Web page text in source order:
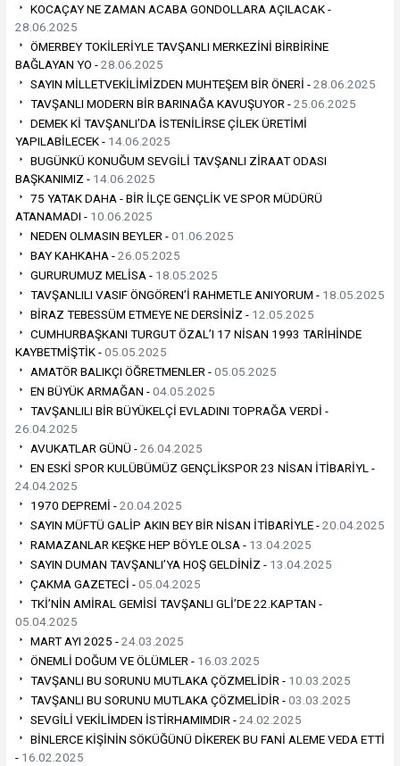
KOCAÇAY NE ZAMAN ACABA GONDOLLARA AÇILACAK -
28.06.2025
ÖMERBEY TOKİLERİYLE TAVŞANLI MERKEZİNİ BİRBİRİNE
BAĞLAYAN YO -28.06.2025
SAYIN MİLLETVEKİLİMİZDEN MUHTEŞEM BİR ÖNERİ -28.06.2025
TAVŞANLI MODERN BİR BARINAĞA KAVUŞUYOR -25.06.2025
DEMEK Kİ TAVŞANLI’DA İSTENİLİRSE ÇİLEK ÜRETİMİ
YAPILABİLECEK - 14.06.2025
BUGÜNKÜ KONUĞUM SEVGİLİ TAVŞANLI ZİRAAT ODASI
BAŞKANIMIZ - 14.06.2025
75 YATAK DAHA - BİR İLÇE GENÇLİK VE SPOR MÜDÜRÜ
ATANAMADI - 10.06.2025
NEDEN OLMASIN BEYLER -01.06.2025
BAY KAHKAHA -26.05.2025
GURURUMUZ MELİSA - 18.05.2025
TAVŞANLILI VASIF ÖNGÖREN’İ RAHMETLE ANIYORUM - 18.05.2025
BİRAZ TEBESSÜM ETMEYE NE DERSİNİZ - 12.05.2025
CUMHURBAŞKANI TURGUT ÖZAL’I 17 NİSAN 1993 TARİHİNDE
KAYBETMİŞTİK -05.05.2025
AMATÖR BALIKÇI ÖĞRETMENLER -05.05.2025
EN BÜYÜK ARMAĞAN -04.05.2025
TAVŞANLILI BİR BÜYÜKELÇİ EVLADINI TOPRAĞA VERDİ -
26.04.2025
AVUKATLAR GÜNÜ -26.04.2025
EN ESKİ SPOR KULÜBÜMÜZ GENÇLİKSPOR 23 NİSAN İTİBARİYL -
24.04.2025
1970 DEPREMİ -20.04.2025
SAYIN MÜFTÜ GALİP AKIN BEY BİR NİSAN İTİBARİYLE -20.04.2025
RAMAZANLAR KEŞKE HEP BÖYLE OLSA - 13.04.2025
SAYIN DUMAN TAVŞANLI’YA HOŞ GELDİNİZ - 13.04.2025
ÇAKMA GAZETECİ -05.04.2025
TKİ’NİN AMİRAL GEMİSİ TAVŞANLI GLİ’DE 22.KAPTAN -
05.04.2025
MART AYI 2025 -24.03.2025
ÖNEMLİ DOĞUM VE ÖLÜMLER - 16.03.2025
TAVŞANLI BU SORUNU MUTLAKA ÇÖZMELİDİR - 10.03.2025
TAVŞANLI BU SORUNU MUTLAKA ÇÖZMELİDİR -03.03.2025
SEVGİLİ VEKİLİMDEN İSTİRHAMIMDIR -24.02.2025
BİNLERCE KİŞİNİN SÖKÜĞÜNÜ DİKEREK BU FANİ ALEME VEDA ETTİ
- 16.02.2025